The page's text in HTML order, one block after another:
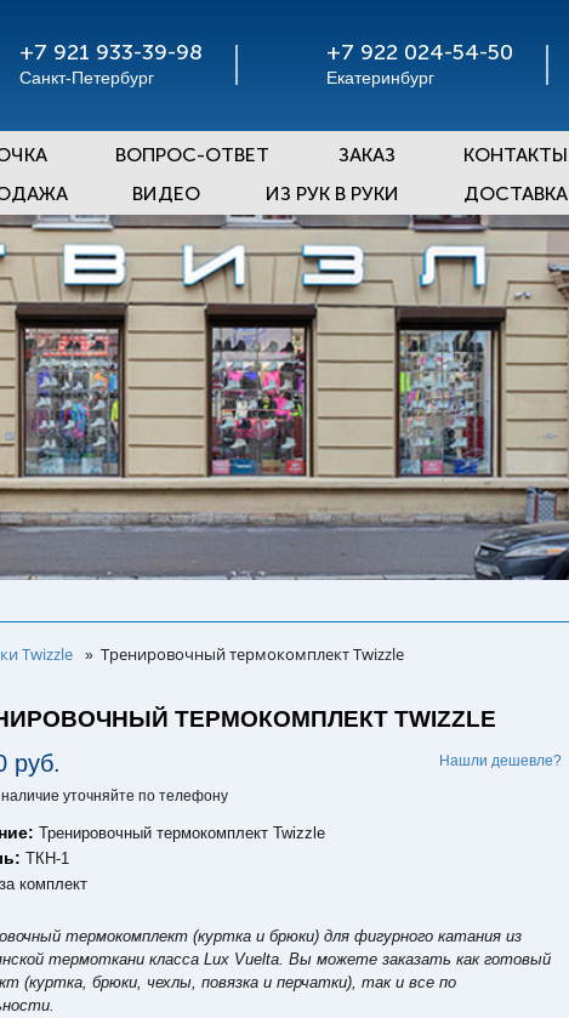
+7 921 933-39-98
Санкт-Петербург
+7 922 024-54-50
Екатеринбург
ВОПРОС-ОТВЕТ ЗАКАЗ
КОНТАКТЫ
ВИДЕО ИЗ РУК В РУКИ ДОСТАВКА
Twizzle » Тренировочный термокомплект Twizzle
ТЕРМОКОМПЛЕКТ TWIZZLE
руб. Нашли дешевле?
уточняйте по телефону
Тренировочный термокомплект Twizzle
ТКН-1
за комплект
термокомплект (куртка и брюки) для фигурного катания из
термоткани класса Lux Vuelta. Вы можете заказать как готовый
(куртка, брюки, чехлы, повязка и перчатки), так и все по